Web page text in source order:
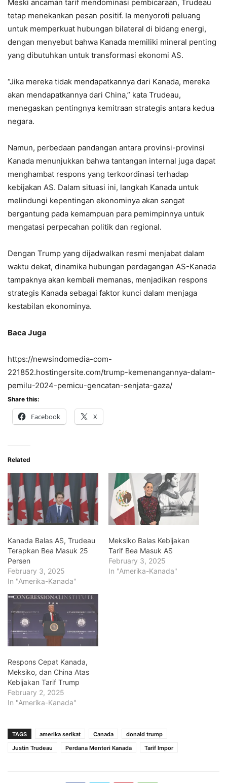
Meski ancaman tarif mendominasi pembicaraan, Trudeau
tetap menekankan pesan positif. Ia menyoroti peluang
untuk memperkuat hubungan bilateral di bidang energi,
dengan menyebut bahwa Kanada memiliki mineral penting
yang dibutuhkan untuk transformasi ekonomi AS.
“Jika mereka tidak mendapatkannya dari Kanada, mereka
akan mendapatkannya dari China,” kata Trudeau,
menegaskan pentingnya kemitraan strategis antara kedua
negara.
Namun, perbedaan pandangan antara provinsi-provinsi
Kanada menunjukkan bahwa tantangan internal juga dapat
menghambat respons yang terkoordinasi terhadap
kebijakan AS. Dalam situasi ini, langkah Kanada untuk
melindungi kepentingan ekonominya akan sangat
bergantung pada kemampuan para pemimpinnya untuk
mengatasi perpecahan politik dan regional.
Dengan Trump yang dijadwalkan resmi menjabat dalam
waktu dekat, dinamika hubungan perdagangan AS-Kanada
tampaknya akan kembali memanas, menjadikan respons
strategis Kanada sebagai faktor kunci dalam menjaga
kestabilan ekonominya.
Baca Juga
https://newsindomedia-com-
221852.hostingersite.com/trump-kemenangannya-dalam-
pemilu-2024-pemicu-gencatan-senjata-gaza/
Share this:
Facebook X
Related
Kanada Balas AS, Trudeau
Terapkan Bea Masuk 25
Persen
February 3, 2025
In "Amerika-Kanada"
Meksiko Balas Kebijakan
Tarif Bea Masuk AS
February 3, 2025
In "Amerika-Kanada"
Respons Cepat Kanada,
Meksiko, dan China Atas
Kebijakan Tarif Trump
February 2, 2025
In "Amerika-Kanada"
TAGS amerika serikat Canada
donald trump
Justin Trudeau
Perdana Menteri Kanada Tarif Impor